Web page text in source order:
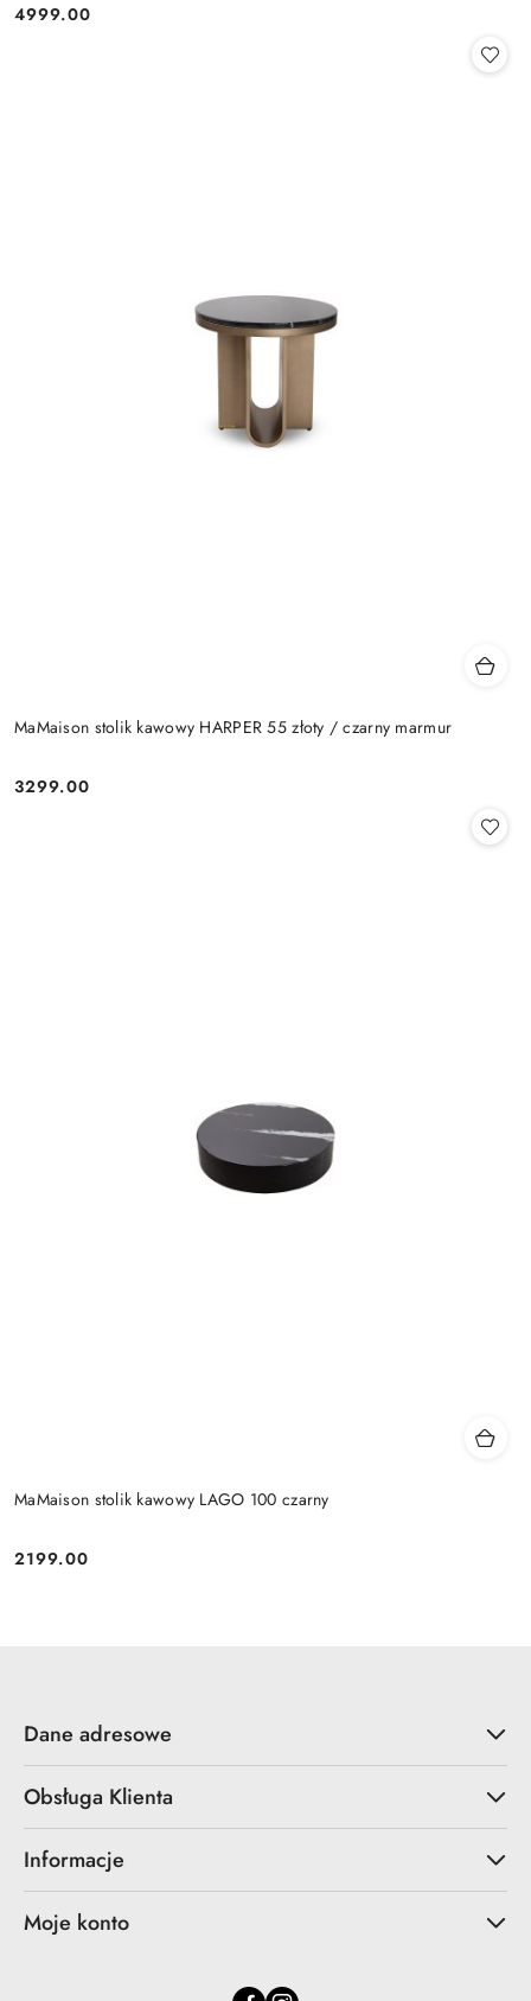
Cena:
4999.00
MaMaison stolik kawowy HARPER 55 złoty / czarny marmur
Cena:
3299.00
MaMaison stolik kawowy LAGO 100 czarny
Cena:
2199.00
Dane adresowe
Obsługa Klienta
Informacje
Moje konto